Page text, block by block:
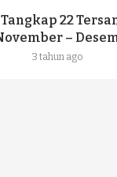
22
–
3 tahun ago